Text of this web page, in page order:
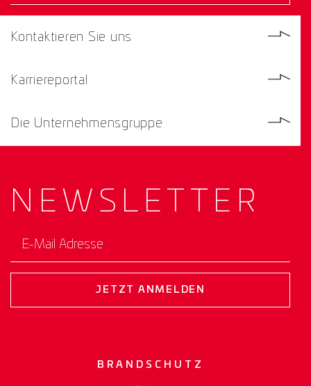
Kontaktieren Sie uns
Karriereportal
Die Unternehmensgruppe
NEWS­ LETTER
E-Mail Adresse
JETZT ANMELDEN
BRANDSCHUTZ